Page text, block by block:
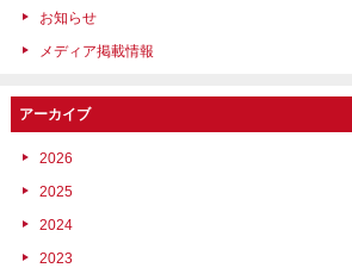
お知らせ
メディア掲載情報
アーカイブ
2026
2025
2024
2023